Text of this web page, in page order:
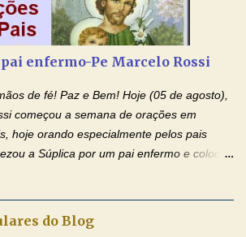
em suas lutas. É claro que há
exceções só confirmam uma regra porque
O mundo de hoje apresenta anomalias
de pais que torturam seus filhos, que os
ou matam a mãe na presença dos
o c...
enfermo-Pe Marcelo Rossi
de fé! Paz e Bem! Hoje (05 de agosto),
começou a semana de orações em
hoje orando especialmente pelos pais
a Súplica por um pai enfermo e colocou
dos Anjos-Devoção e Fé Mensagem
do Blog